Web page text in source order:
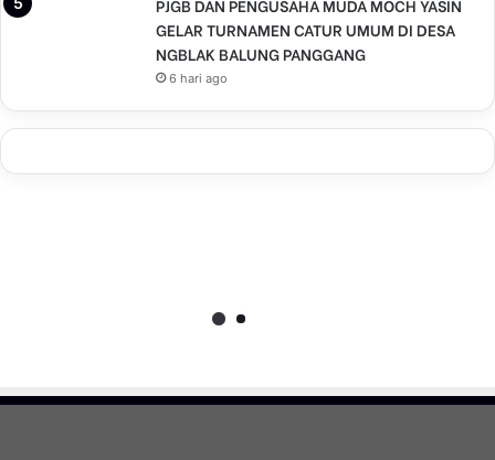
PJGB DAN PENGUSAHA MUDA MOCH YASIN
GELAR TURNAMEN CATUR UMUM DI DESA
NGBLAK BALUNG PANGGANG
6 hari ago